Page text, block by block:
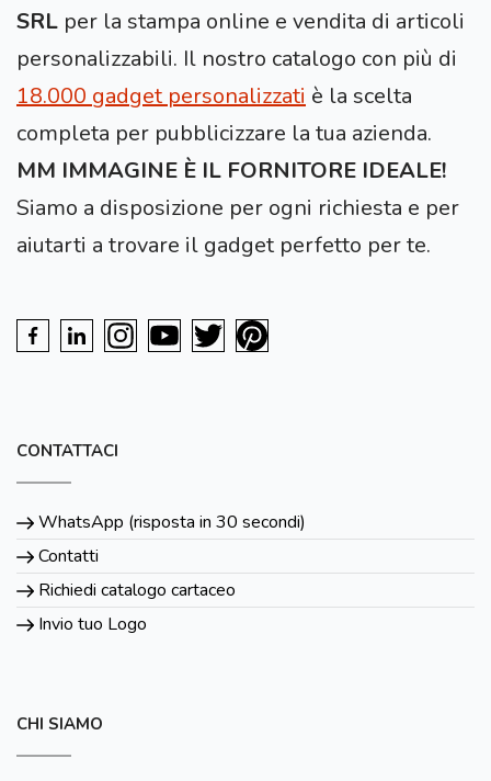
SRL per la stampa online e vendita di articoli
personalizzabili. Il nostro catalogo con più di
18.000 gadget personalizzati è la scelta
completa per pubblicizzare la tua azienda.
MM IMMAGINE È IL FORNITORE IDEALE!
Siamo a disposizione per ogni richiesta e per
aiutarti a trovare il gadget perfetto per te.
CONTATTACI
WhatsApp (risposta in 30 secondi)
Contatti
Richiedi catalogo cartaceo
Invio tuo Logo
CHI SIAMO